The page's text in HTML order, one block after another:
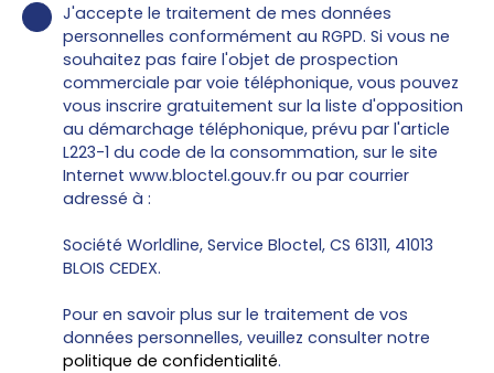
J'accepte le traitement de mes données
personnelles conformément au RGPD. Si vous ne
souhaitez pas faire l'objet de prospection
commerciale par voie téléphonique, vous pouvez
vous inscrire gratuitement sur la liste d'opposition
au démarchage téléphonique, prévu par l'article
L223-1 du code de la consommation, sur le site
Internet www.bloctel.gouv.fr ou par courrier
adressé à :
Société Worldline, Service Bloctel, CS 61311, 41013
BLOIS CEDEX.
Pour en savoir plus sur le traitement de vos
données personnelles, veuillez consulter notre
politique de confidentialité.